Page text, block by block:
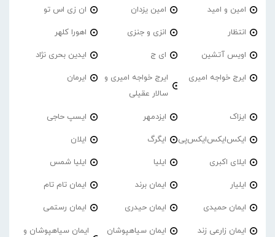
امین و امید امین یزدان ان زی اس تو
انتظار انزی و جنزی اهورا کلهر
اویس آتشین ای ج ایدین بحری نژاد
ایرج خواجه امیری
ایرج خواجه امیری و
سالار عقیلی
ایرمان
ایزاک ایزدمهر ایسپ حاجی
ایکس‌ایکس‌ایکس‌پی ایگرگ ایلان
ایلای اکبری ایلیا ایلیا شمس
ایلیار ایمان برند ایمان تام تام
ایمان حمیدی ایمان حیدری ایمان رستمی
ایمان زارعی زند ایمان سیاهپوشان
ایمان سیاهپوشان و